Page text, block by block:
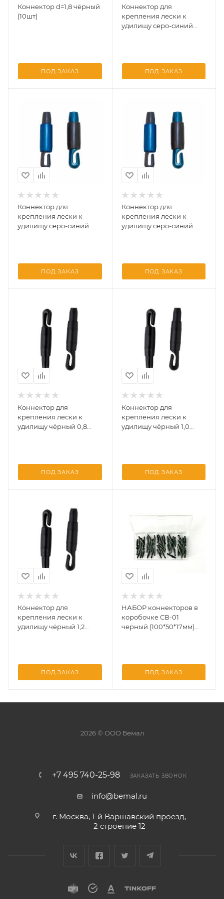
Коннектор d=1,8 чёрный
(10шт)
ПОД ЗАКАЗ
Коннектор для
крепления лески к
удилищу серо-синий
ПОД ЗАКАЗ
Коннектор для
крепления лески к
удилищу серо-синий
ПОД ЗАКАЗ
Коннектор для
крепления лески к
удилищу серо-синий
ПОД ЗАКАЗ
Коннектор для
крепления лески к
удилищу чёрный 0,8
ПОД ЗАКАЗ
Коннектор для
крепления лески к
удилищу чёрный 1,0
ПОД ЗАКАЗ
Коннектор для
крепления лески к
удилищу чёрный 1,2
ПОД ЗАКАЗ
НАБОР коннекторов в
коробочке СВ-01
черный (100*50*17мм)
ПОД ЗАКАЗ
2026 © ООО Бемал
+7 495 740-25-98 ЗАКАЗАТЬ ЗВОНОК
info@bemal.ru
г. Москва, 1-й Варшавский проезд,
2 строение 12